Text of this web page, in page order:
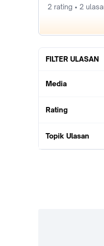
2 rating • 2
FILTER ULASAN
Media
Rating
Topik Ulasan